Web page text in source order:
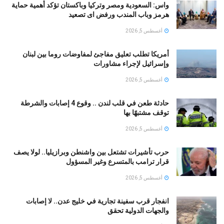
واس: السعودية ومصر وتركيا وباكستان تؤكد أهمية حماية
هرمز وباب المندب ورفض اى تصعيد
أغسطس 5, 2026
أمريكا تطلب تعليق مفاجئ لمفاوضات روما بين لبنان
وإسرائيل لإجراء مشاورات
أغسطس 5, 2026
حادثة طعن في قلب لندن .. وقوع 4 إصابات والشرطة
توقف مشتبهًا بها
أغسطس 5, 2026
حرب تأشيرات تشتعل بين واشنطن وبرازيليا.. لولا يصف
قرار ترامب بالمتسرع وغير المسؤول
أغسطس 5, 2026
انفجار قرب سفينة تجارية في خليج عدن.. لا إصابات
والجهات الدولية تحقق